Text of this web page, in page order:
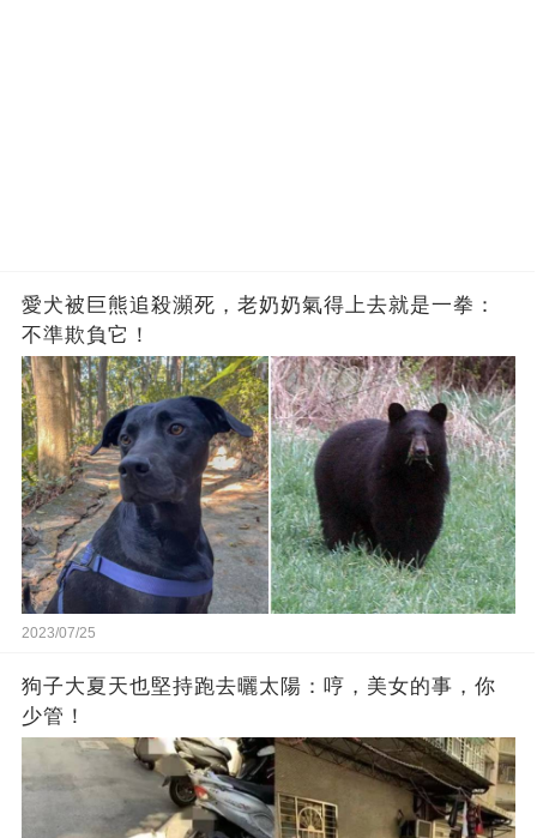
愛犬被巨熊追殺瀕死，老奶奶氣得上去就是一拳：
不準欺負它！
2023/07/25
狗子大夏天也堅持跑去曬太陽：哼，美女的事，你
少管！